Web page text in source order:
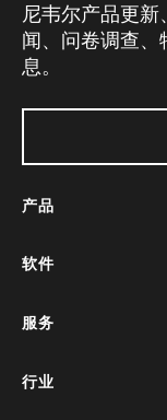
尼韦尔产品更
闻、问卷调查
息。
产品
软件
服务
行业